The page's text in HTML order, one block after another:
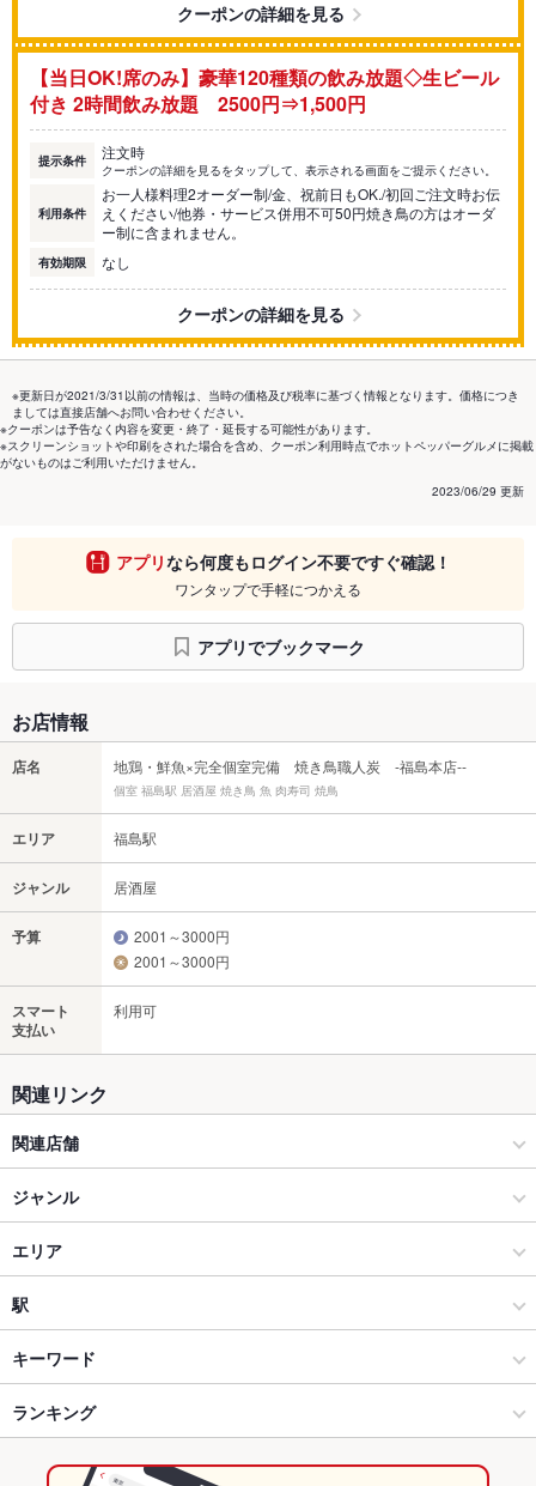
クーポンの詳細を見る
【当日OK!席のみ】豪華120種類の飲み放題◇生ビール
付き 2時間飲み放題 2500円⇒1,500円
提示条件 注文時
クーポンの詳細を見るをタップして、表示される画面をご提示ください。
利用条件
お一人様料理2オーダー制/金、祝前日もOK./初回ご注文時お伝
えください/他券・サービス併用不可50円焼き鳥の方はオーダ
ー制に含まれません。
有効期限 なし
クーポンの詳細を見る
※更新日が2021/3/31以前の情報は、当時の価格及び税率に基づく情報となります。価格につき
ましては直接店舗へお問い合わせください。
※クーポンは予告なく内容を変更・終了・延長する可能性があります。
※スクリーンショットや印刷をされた場合を含め、クーポン利用時点でホットペッパーグルメに掲載
がないものはご利用いただけません。
2023/06/29 更新
アプリなら何度もログイン不要ですぐ確認！
ワンタップで手軽につかえる
アプリでブックマーク
お店情報
店名 地鶏・鮮魚×完全個室完備 焼き鳥職人炭 -福島本店--
個室 福島駅 居酒屋 焼き鳥 魚 肉寿司 焼鳥
エリア 福島駅
ジャンル 居酒屋
予算
2001～3000円
2001～3000円
スマート
支払い
利用可
関連リンク
関連店舗
焼き鳥職人
ジャンル
居酒屋
和風
福島市 × 居酒屋
福島市 × 和風
福島駅 × 居酒屋
エリア
福島駅
福島駅 × 居酒屋
福島駅 × 和風
福島駅 × 和食
駅
福島駅
キーワード
卵焼き 手羽先
ランキング
福島のグルメランキング